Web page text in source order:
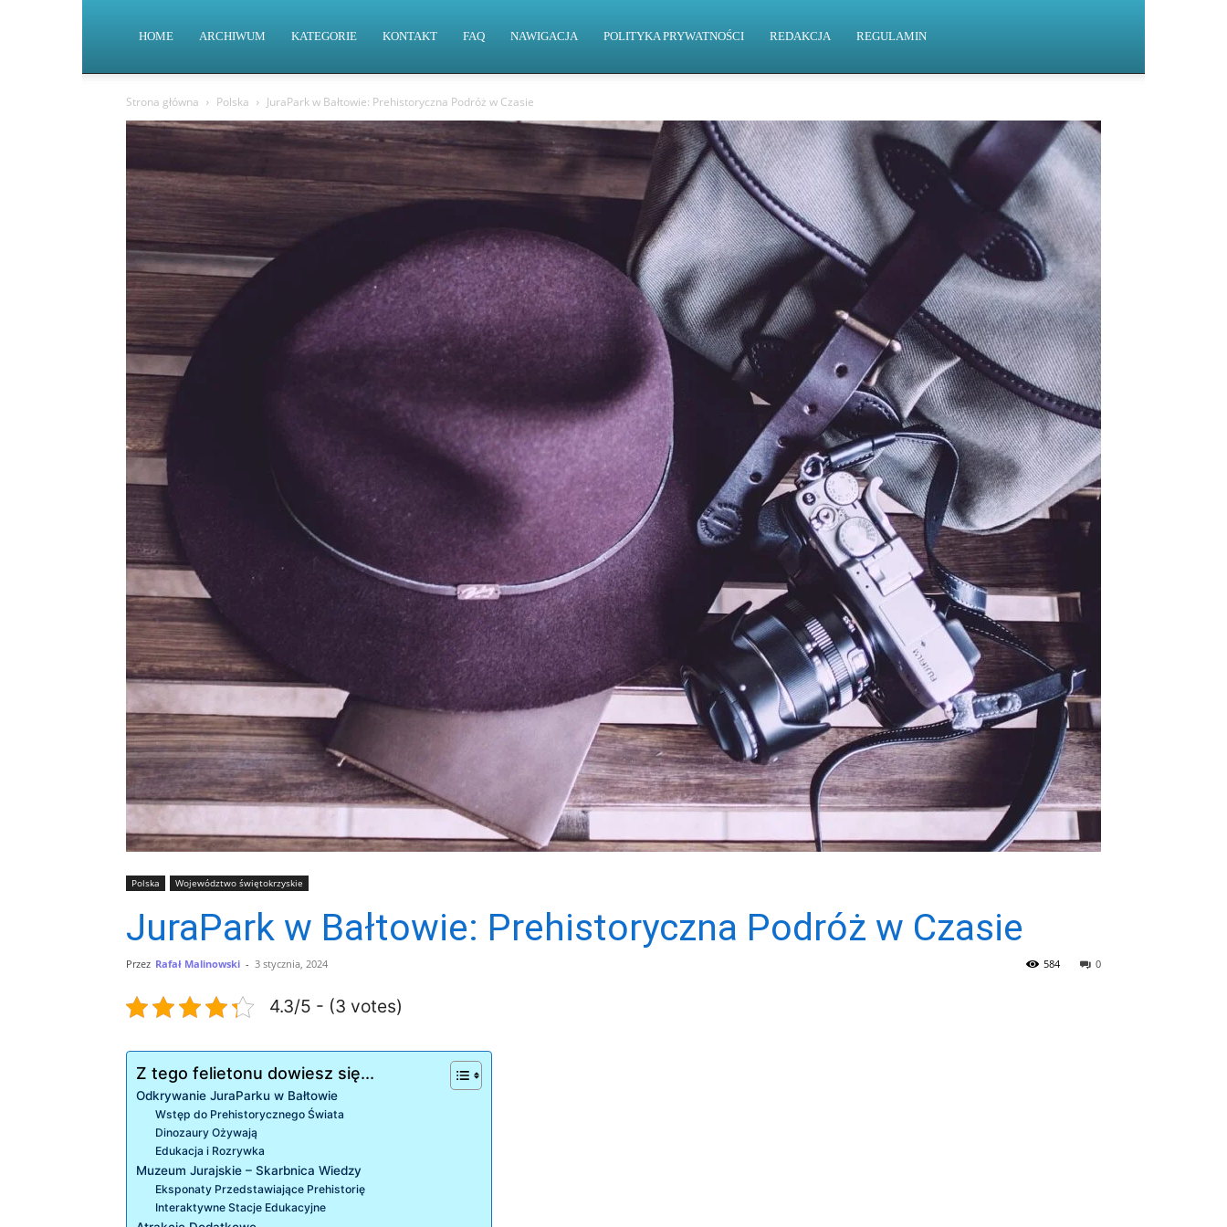
HOME ARCHIWUM KATEGORIE KONTAKT FAQ NAWIGACJA POLITYKA PRYWATNOŚCI REDAKCJA REGULAMIN
Strona główna Polska JuraPark w Bałtowie: Prehistoryczna Podróż w Czasie
Polska Województwo świętokrzyskie
JuraPark w Bałtowie: Prehistoryczna Podróż w Czasie
Przez Rafał Malinowski - 3 stycznia, 2024 0
584
4.3/5 - (3 votes)
Z tego felietonu dowiesz się...
Odkrywanie JuraParku w Bałtowie
Wstęp do Prehistorycznego Świata
Dinozaury Ożywają
Edukacja i Rozrywka
Muzeum Jurajskie – Skarbnica Wiedzy
Eksponaty Przedstawiające Prehistorię
Interaktywne Stacje Edukacyjne